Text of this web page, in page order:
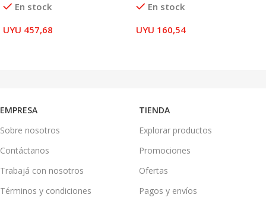
En stock
UYU 457,68
En stock
UYU 160,54
EMPRESA
Sobre nosotros
Contáctanos
Trabajá con nosotros
Términos y condiciones
TIENDA
Explorar productos
Promociones
Ofertas
Pagos y envíos